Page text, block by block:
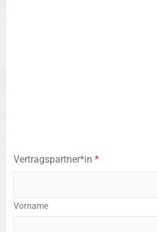
Vertragspartner*in *
Vorname